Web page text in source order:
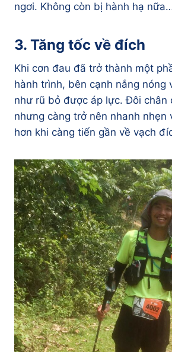
ngơi. Không còn bị hành hạ
3. Tăng tốc về đích
Khi cơn đau đã trở thành một
hành trình, bên cạnh nắng nóng
như rũ bỏ được áp lực. Đôi chân
nhưng càng trở nên nhanh nhẹn
hơn khi càng tiến gần về vạch